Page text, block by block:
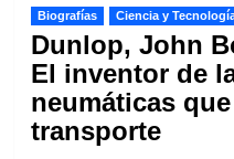
Biografías Ciencia y
Dunlop, John
El inventor de
neumáticas
transporte